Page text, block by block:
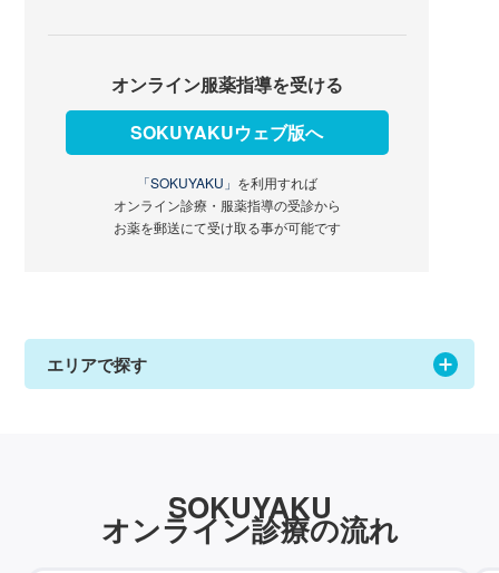
オンライン服薬指導を受ける
SOKUYAKUウェブ版へ
「SOKUYAKU」 を利用すれば
オンライン診療・服薬指導の受診から
お薬を郵送にて受け取る事が可能です
エリアで探す
SOKUYAKU
オンライン診療の流れ